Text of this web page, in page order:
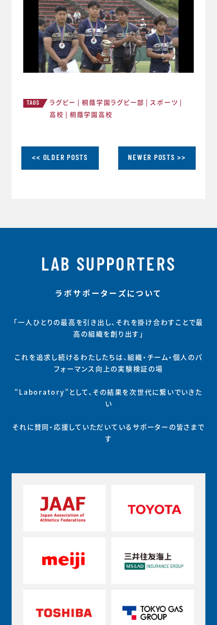
TAGS ラグビー 桐蔭学園ラグビー部
スポーツ
高校
桐蔭学園高校
NEWER POSTS >>
<< OLDER POSTS
LAB SUPPORTERS
ラボサポーターズについて
「一人ひとりの最高を引き出し、それを掛け合わすことで最
高の組織を創り出す」
これを追求し続けるわたしたちは、組織・チーム・個人のパ
フォーマンス向上の実験検証の場
“Laboratory”として、その結果を次世代に繋いでいきた
い
それに賛同・応援していただいているサポーターの皆さまで
す